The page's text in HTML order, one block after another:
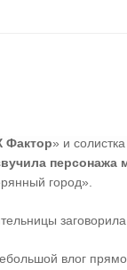
Фактор» и
персонажа
город».
влог